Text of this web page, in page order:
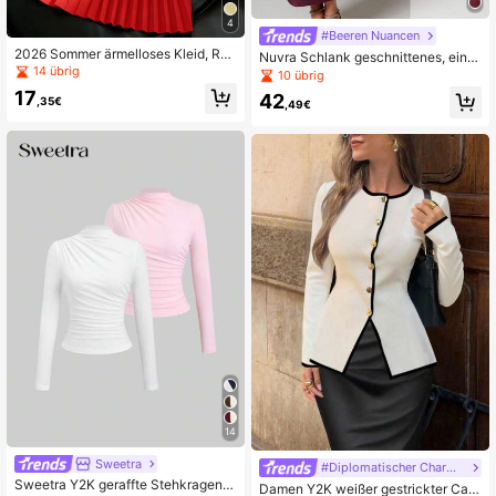
4
2026 Sommer ärmelloses Kleid, Run
dhalsausschnitt, tailliert, schlankma
chend, plissierter Minirock, geeigne
t für Sozis, Pendeln, Dates, Partys u
14 übrig
17 ,35€
14
Sweetra
Sweetra Y2K geraffte Stehkragen L
#Beeren Nuancen
Nuvra Schlank geschnittenes, einfa
rbiges elegantes Langkleid, körperb
etontes Kleid mit Perlenverzierung
10 übrig
42,49€
#Diplomatischer Charme Kern
Damen Y2K weißer gestrickter Card